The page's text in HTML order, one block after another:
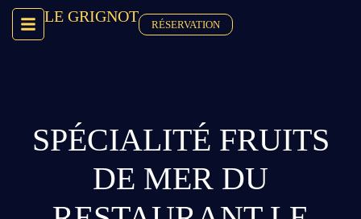
LE GRIGNOT RÉSERVATION
SPÉCIALITÉ FRUITS
DE MER DU